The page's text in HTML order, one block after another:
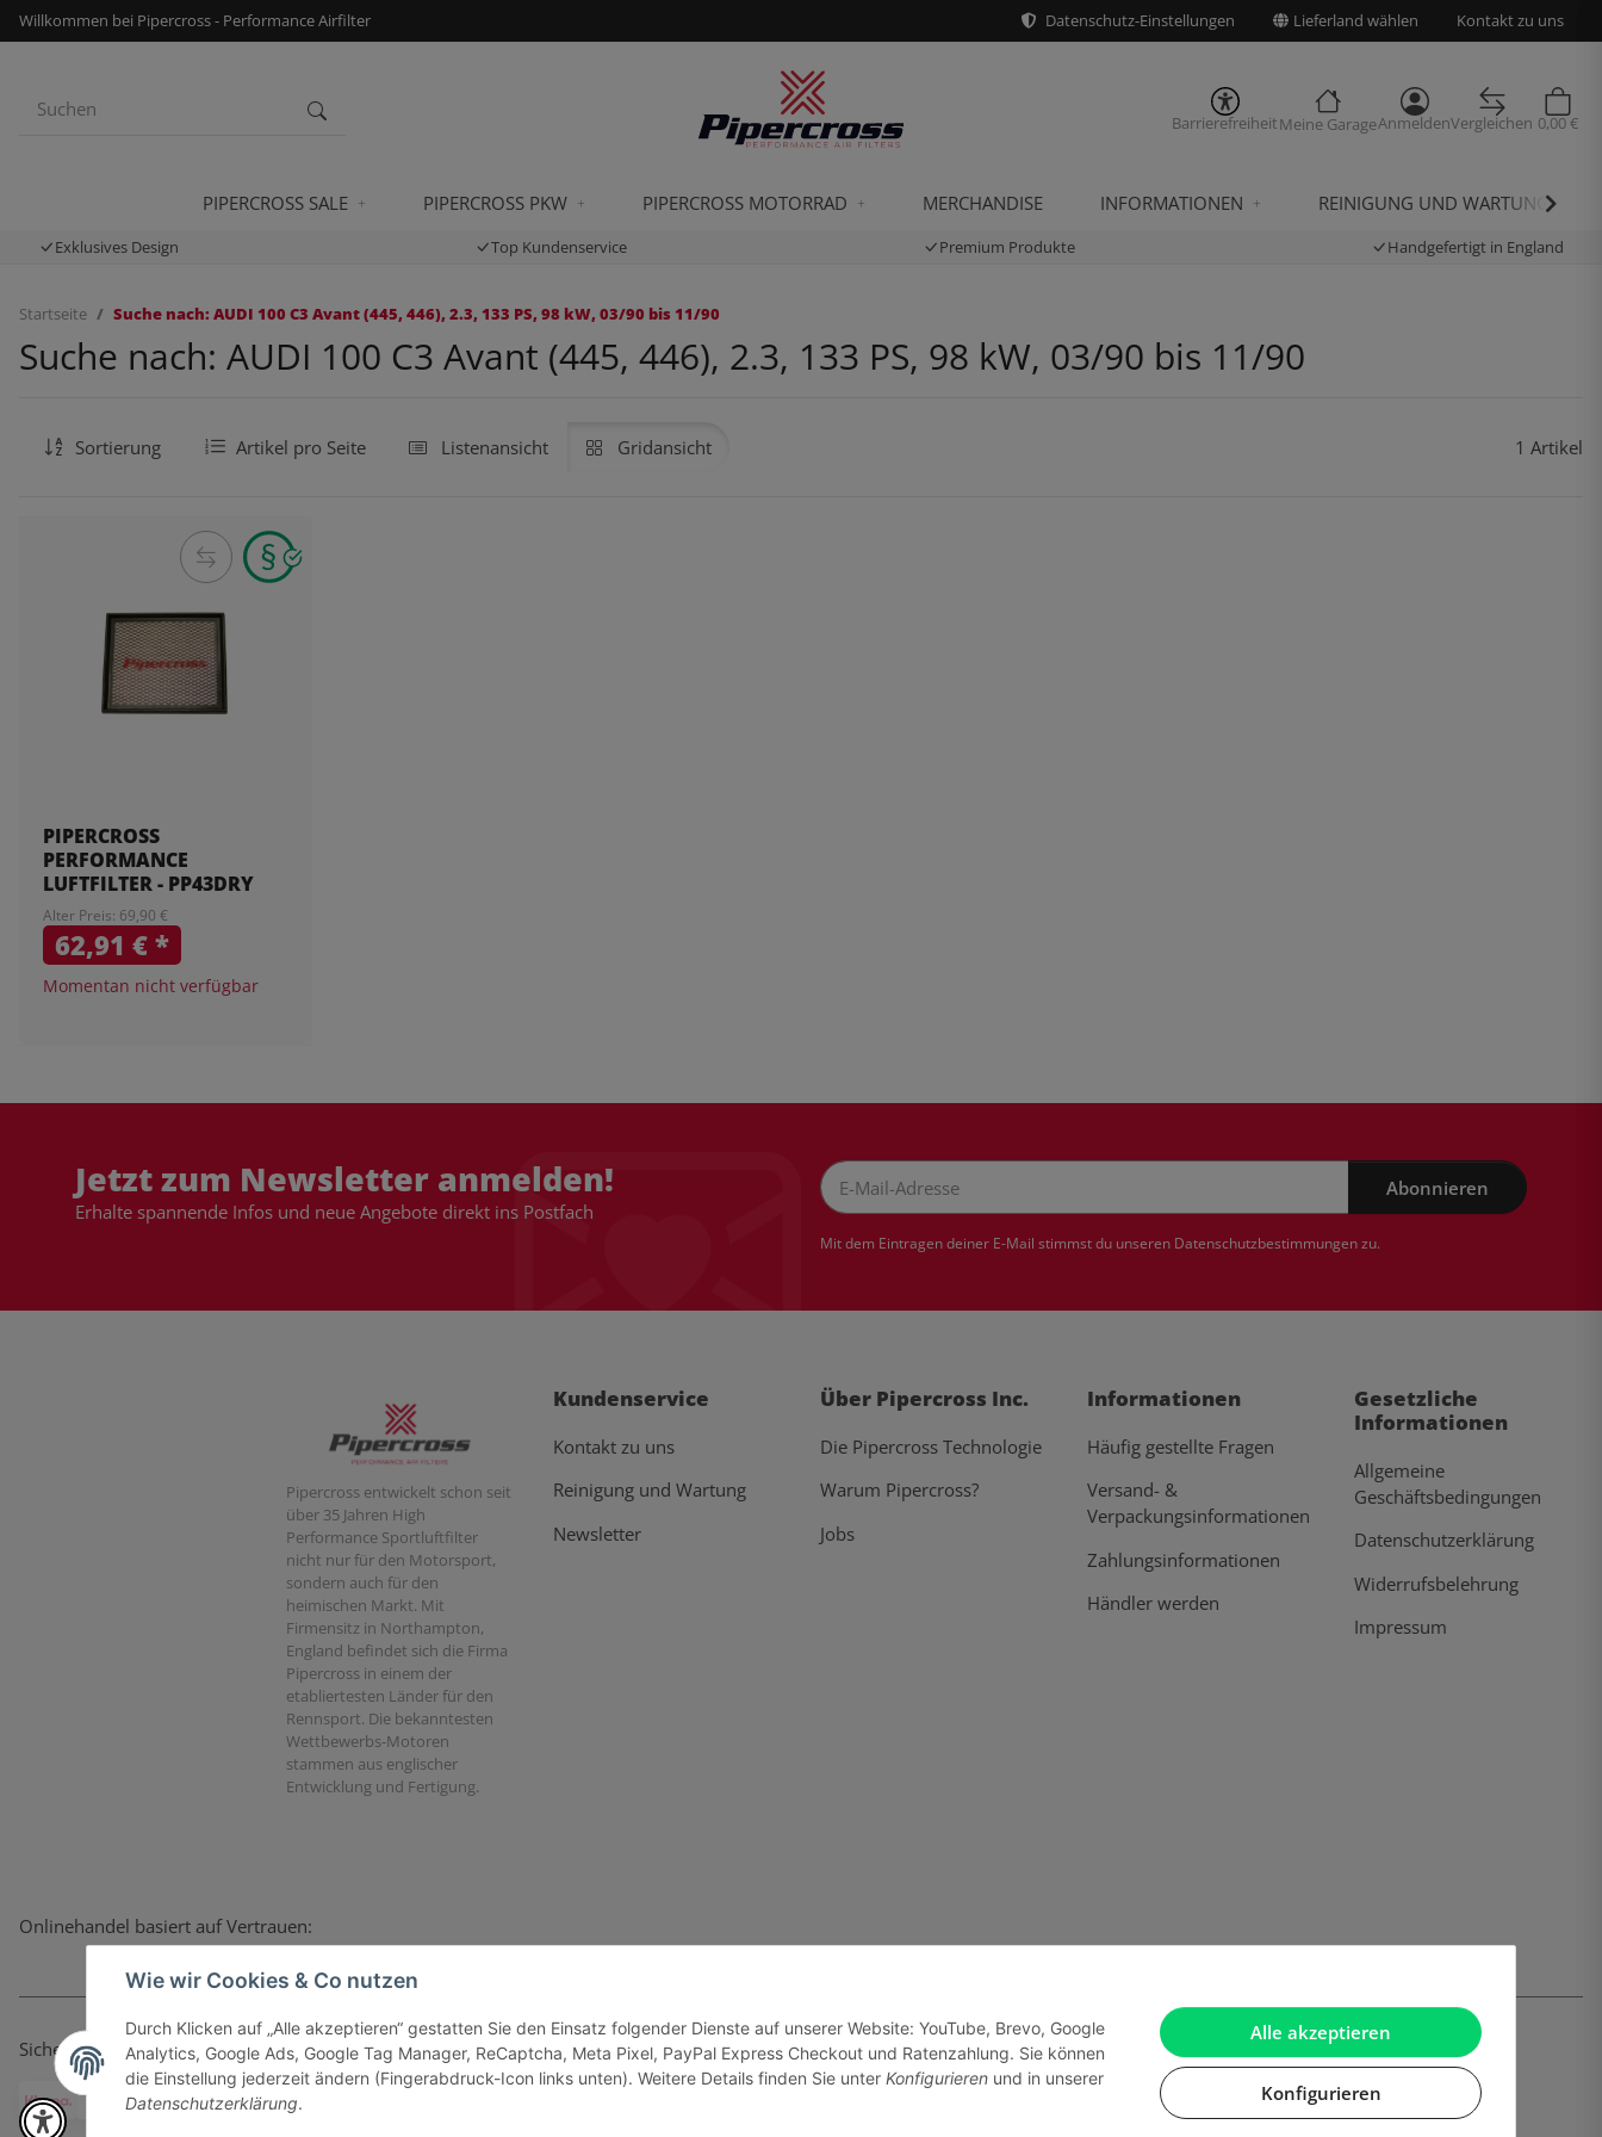
Alle akzeptieren
Konfigurieren
Wie wir Cookies & Co nutzen
Durch Klicken auf „Alle akzeptieren“ gestatten Sie den Einsatz folgender Dienste auf unserer Website: YouTube, Brevo, Google
Analytics, Google Ads, Google Tag Manager, ReCaptcha, Meta Pixel, PayPal Express Checkout und Ratenzahlung. Sie können
die Einstellung jederzeit ändern (Fingerabdruck-Icon links unten). Weitere Details finden Sie unter Konfigurieren und in unserer
Datenschutzerklärung.
Willkommen bei Pipercross - Performance Airfilter Datenschutz-Einstellungen Lieferland wählen Kontakt zu uns
BarrierefreiheitMeine GarageAnmeldenVergleichen 0,00 €
PIPERCROSS SALE PIPERCROSS PKW PIPERCROSS MOTORRAD MERCHANDISE INFORMATIONEN REINIGUNG UND WARTUNG
Exklusives Design Top Kundenservice Premium Produkte Handgefertigt in England
Startseite Suche nach: AUDI 100 C3 Avant (445, 446), 2.3, 133 PS, 98 kW, 03/90 bis 11/90
Suche nach: AUDI 100 C3 Avant (445, 446), 2.3, 133 PS, 98 kW, 03/90 bis 11/90
Sortierung Artikel pro Seite Listenansicht Gridansicht 1 Artikel
PIPERCROSS
PERFORMANCE
LUFTFILTER - PP43DRY
Alter Preis: 69,90 €
62,91 €*
Momentan nicht verfügbar
Jetzt zum Newsletter anmelden!
Erhalte spannende Infos und neue Angebote direkt ins Postfach
Abonnieren
Mit dem Eintragen deiner E-Mail stimmst du unseren Datenschutzbestimmungenzu.
Pipercross entwickelt schon seit
über 35 Jahren High
Performance Sportluftfilter
nicht nur für den Motorsport,
sondern auch für den
heimischen Markt. Mit
Firmensitz in Northampton,
England befindet sich die Firma
Pipercross in einem der
etabliertesten Länder für den
Rennsport. Die bekanntesten
Wettbewerbs-Motoren
stammen aus englischer
Entwicklung und Fertigung.
Kundenservice
Kontakt zu uns
Reinigung und Wartung
Newsletter
Über Pipercross Inc.
Die Pipercross Technologie
Warum Pipercross?
Jobs
Informationen
Häufig gestellte Fragen
Versand- &
Verpackungsinformationen
Zahlungsinformationen
Händler werden
Gesetzliche
Informationen
Allgemeine
Geschäftsbedingungen
Datenschutzerklärung
Widerrufsbelehrung
Impressum
Onlinehandel basiert auf Vertrauen:
Sicher bezahlen via: